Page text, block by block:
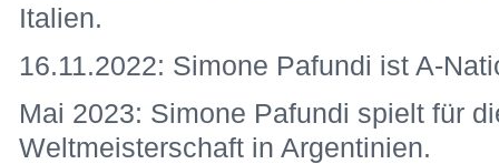
Italien.
16.11.2022: Simone Pafundi ist A-
Mai 2023: Simone Pafundi spielt für
Weltmeisterschaft in Argentinien.